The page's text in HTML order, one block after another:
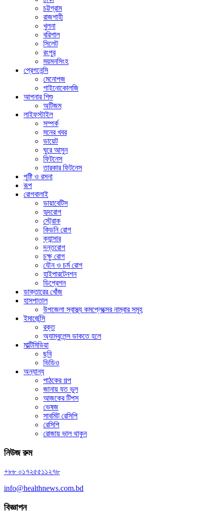
চট্টগ্রাম
রাজশাহী
খুলনা
বরিশাল
সিলেট
রংপুর
ময়মনসিংহ
প্রেগনেন্সি
মেনোপজ
গাইনোকোলজি
আপনার শিশু
অটিজম
লাইফস্টাইল
সম্পর্ক
মনের খবর
ডায়েট
ঘুরে আসুন
ফিটনেস
তারকার ফিটনেস
পুষ্টি ও রসনা
রূপ
রোগবালাই
ডায়াবেটিস
হৃদরোগ
স্ট্রোক
কিডনি রোগ
ক্যান্সার
দন্তরোগ
চক্ষু রোগ
যৌন ও চর্ম রোগ
হাইপারটেনশন
ডিপ্রেশন
ডাক্তারের খোঁজ
হাসপাতাল
উপজেলা স্বাস্থ্য কমপ্লেক্সের নাম্বার সমূহ
ইমার্জেন্সি
রক্ত
অ্যাম্বুলেন্স ডাকতে হলে
মাল্টিমিডিয়া
ছবি
ভিডিও
অন্যান্য
পাঠকের গল্প
জানায় যত ভুল
আজকের টিপস
ভেষজ
সাবমিট রেসিপি
রেসিপি
রোজায় ভাল থাকুন
নিউজ রুম
+৮৮ ০১৭২৫৫১১২৭৮
info@healthnews.com.bd
বিজ্ঞাপন